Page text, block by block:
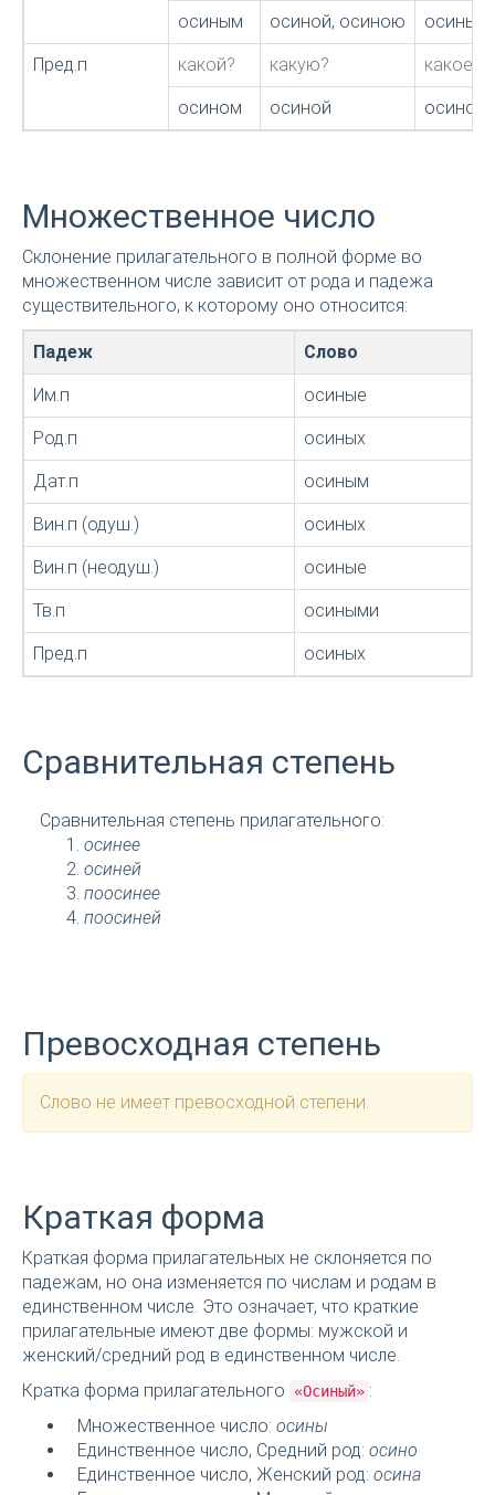
осиным осиной, осиною осиным
Пред.п какой? какую? какое?
осином осиной осином
Множественное число
Склонение прилагательного в полной форме во
множественном числе зависит от рода и падежа
существительного, к которому оно относится:
Падеж Слово
Им.п осиные
Род.п осиных
Дат.п осиным
Вин.п (одуш.) осиных
Вин.п (неодуш.) осиные
Тв.п осиными
Пред.п осиных
Сравнительная степень
Сравнительная степень прилагательного:
осинее
осиней
поосинее
поосиней
Превосходная степень
Слово не имеет превосходной степени.
Краткая форма
Краткая форма прилагательных не склоняется по
падежам, но она изменяется по числам и родам в
единственном числе. Это означает, что краткие
прилагательные имеют две формы: мужской и
женский/средний род в единственном числе.
Кратка форма прилагательного
«Осиный» :
Множественное число: осины
Единственное число, Средний род: осино
Единственное число, Женский род: осина